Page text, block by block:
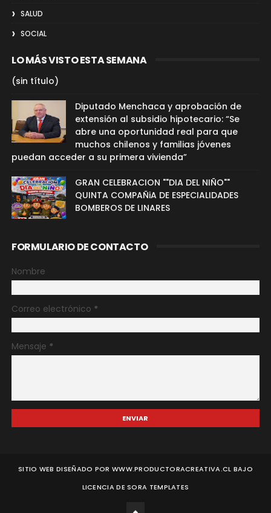
SALUD
SOCIAL
LO MÁS VISTO ESTA SEMANA
(sin título)
Diputado Menchaca y aprobación de
extensión al subsidio hipotecario: “Se
abre una oportunidad real para que
muchos chilenos y familias jóvenes
puedan acceder a su primera vivienda”
GRAN CELEBRACION ""DIA DEL NIÑO""
QUINTA COMPAÑiA DE ESPECIALIDADES
BOMBEROS DE LINARES
FORMULARIO DE CONTACTO
Nombre
Correo electrónico *
Mensaje *
SITIO WEB DISEÑADO POR WWW.PRODUCTORACREATIVA.CL BAJO
LICENCIA DESORA TEMPLATES